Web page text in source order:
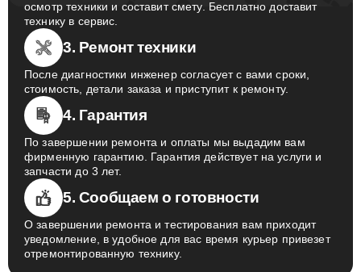
осмотр техники и составит смету. Бесплатно доставит
технику в сервис.
3. Ремонт техники
После диагностики инженер согласует с вами сроки,
стоимость, детали заказа и приступит к ремонту.
4. Гарантия
По завершении ремонта и оплаты мы выдадим вам
фирменную гарантию. Гарантия действует на услуги и
запчасти до 3 лет.
5. Сообщаем о готовности
О завершении ремонта и тестирования вам приходит
уведомление, в удобное для вас время курьер привезет
отремонтированную технику.